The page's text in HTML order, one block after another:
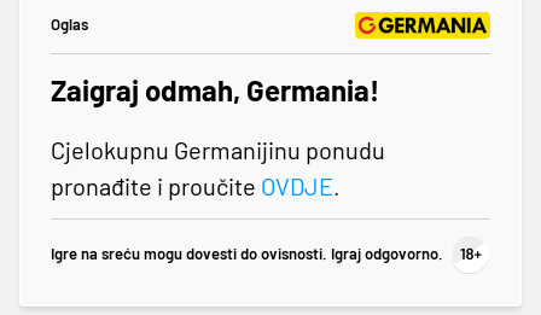
Oglas
Zaigraj odmah, Germania!
Cjelokupnu Germanijinu ponudu
pronađite i proučite OVDJE.
Igre na sreću mogu dovesti do ovisnosti. Igraj odgovorno.